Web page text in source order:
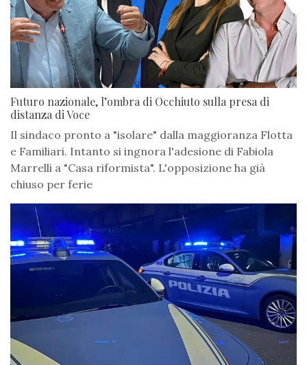
Futuro nazionale, l’ombra di Occhiuto sulla presa di
distanza di Voce
Il sindaco pronto a "isolare" dalla maggioranza Flotta
e Familiari. Intanto si ingnora l'adesione di Fabiola
Marrelli a "Casa riformista". L'opposizione ha già
chiuso per ferie